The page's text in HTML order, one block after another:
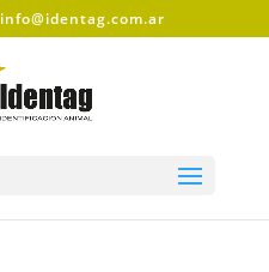
info@identag.com.ar